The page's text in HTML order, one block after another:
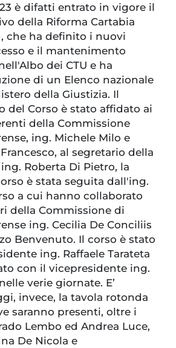
è difatti entrato in vigore il
della Riforma Cartabia
che ha definito i nuovi
e il mantenimento
dei CTU e ha
di un Elenco nazionale
della Giustizia. Il
del Corso è stato affidato ai
della Commissione
ing. Michele Milo e
al segretario della
Roberta Di Pietro, la
è stata seguita dall'ing.
a cui hanno collaborato
della Commissione di
ing. Cecilia De Conciliis
Benvenuto. Il corso è stato
ing. Raffaele Tarateta
con il vicepresidente ing.
verie giornate. E’
invece, la tavola rotonda
saranno presenti, oltre i
Lembo ed Andrea Luce,
De Nicola e